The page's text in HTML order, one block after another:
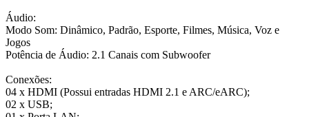
Áudio:
Modo Som: Dinâmico, Padrão, Esporte, Filmes, Música, Voz e
Jogos
Potência de Áudio: 2.1 Canais com Subwoofer
Conexões:
04 x HDMI (Possui entradas HDMI 2.1 e ARC/eARC);
02 x USB;